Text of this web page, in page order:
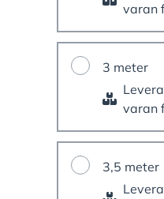
varan
3 meter
varan
3,5 meter